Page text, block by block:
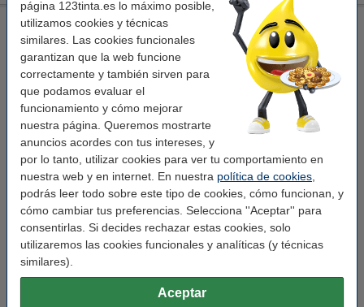
página 123tinta.es lo máximo posible,
utilizamos cookies y técnicas
similares. Las cookies funcionales
garantizan que la web funcione
correctamente y también sirven para
que podamos evaluar el
funcionamiento y cómo mejorar
nuestra página. Queremos mostrarte
anuncios acordes con tus intereses, y
por lo tanto, utilizar cookies para ver tu comportamiento en
nuestra web y en internet. En nuestra política de cookies
podrás leer todo sobre este tipo de cookies, cómo funcionan, y
cómo cambiar tus preferencias. Selecciona ''Aceptar'' para
consentirlas. Si decides rechazar estas cookies, solo
utilizaremos las cookies funcionales y analíticas (y técnicas
similares).
Aceptar
Philips bombilla LED R7S regulable de 14 W (100 W)
Ver características y descripción
En stock
¡Recíbelo en 24 horas!
15,95 €
¡Ahorra en pack!
Pack: 4x Philips bombilla LED R7S regulable de 14 W (100
W)
Consejo: añade
Regulador de intensidad de luz 123tinta incluye placa